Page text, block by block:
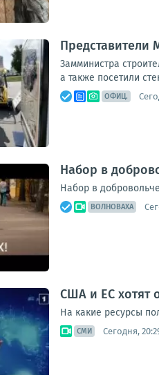
Представители
Замминистра
а также посетили
ОФИЦ.
Набор в
Набор в
ВОЛНОВАХА
США и ЕС хотят
На какие ресурсы
СМИ Сегодня,